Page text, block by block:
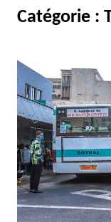
Catégorie :